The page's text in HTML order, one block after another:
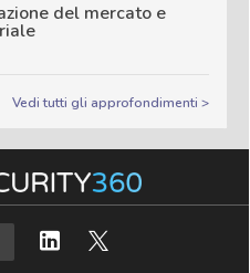
del mercato e
Vedi tutti gli approfondimenti >